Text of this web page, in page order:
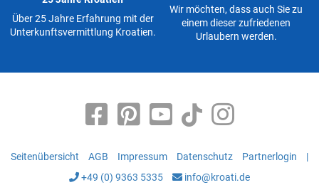
Über 25 Jahre Erfahrung mit der
Unterkunftsvermittlung Kroatien.
Wir möchten, dass auch Sie zu
einem dieser zufriedenen
Urlaubern werden.
Seitenübersicht AGB Impressum Datenschutz Partnerlogin
|
+49 (0) 9363 5335
info@kroati.de